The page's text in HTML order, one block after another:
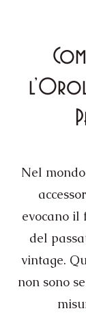
Nel
evocano il
del
vintage.
non sono